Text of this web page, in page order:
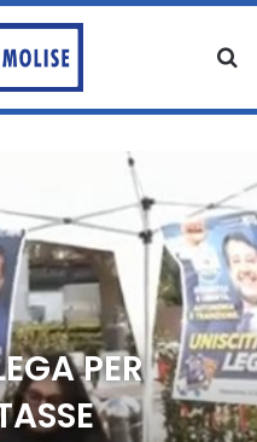
PER